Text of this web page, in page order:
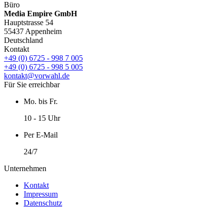
Büro
Media Empire GmbH
Hauptstrasse 54
55437 Appenheim
Deutschland
Kontakt
+49 (0) 6725 - 998 7 005
+49 (0) 6725 - 998 5 005
kontakt@vorwahl.de
Für Sie erreichbar
Mo. bis Fr.
10 - 15 Uhr
Per E-Mail
24/7
Unternehmen
Kontakt
Impressum
Datenschutz